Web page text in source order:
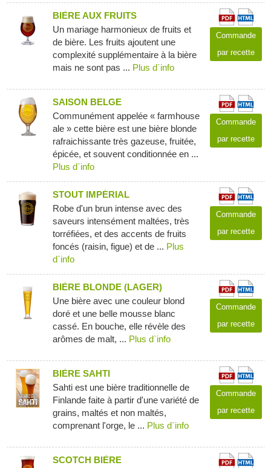
BIÈRE AUX FRUITS
Un mariage harmonieux de fruits et
de bière. Les fruits ajoutent une
complexité supplémentaire à la bière
mais ne sont pas ... Plus d`info
Commande
par recette
SAISON BELGE
Communément appelée « farmhouse
ale » cette bière est une bière blonde
rafraichissante très gazeuse, fruitée,
épicée, et souvent conditionnée en ...
Plus d`info
Commande
par recette
STOUT IMPÉRIAL
Robe d'un brun intense avec des
saveurs intensément maltées, très
torréfiées, et des accents de fruits
foncés (raisin, figue) et de ... Plus
d`info
Commande
par recette
BIÈRE BLONDE (LAGER)
Une bière avec une couleur blond
doré et une belle mousse blanc
cassé. En bouche, elle révèle des
arômes de malt, ... Plus d`info
Commande
par recette
BIÈRE SAHTI
Sahti est une bière traditionnelle de
Finlande faite à partir d'une variété de
grains, maltés et non maltés,
comprenant l'orge, le ... Plus d`info
Commande
par recette
SCOTCH BIÈRE